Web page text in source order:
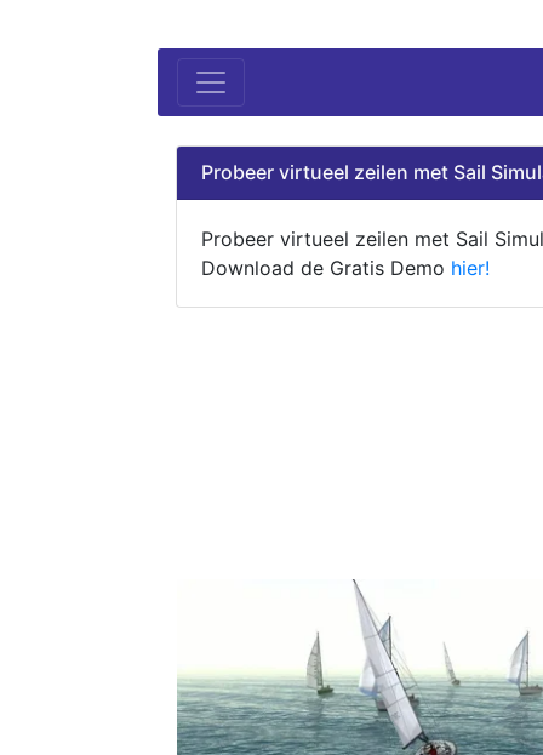
Probeer virtueel zeilen met Sail
Probeer virtueel zeilen met Sail
Download de Gratis Demo hier!